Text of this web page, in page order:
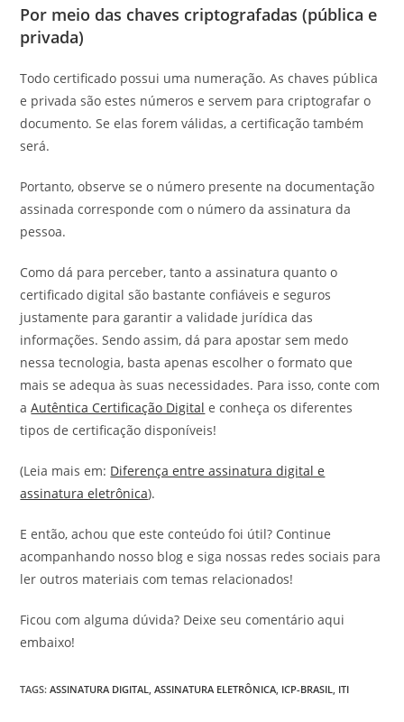
Por meio das chaves criptografadas (pública e
privada)
Todo certificado possui uma numeração. As chaves pública
e privada são estes números e servem para criptografar o
documento. Se elas forem válidas, a certificação também
será.
Portanto, observe se o número presente na documentação
assinada corresponde com o número da assinatura da
pessoa.
Como dá para perceber, tanto a assinatura quanto o
certificado digital são bastante confiáveis e seguros
justamente para garantir a validade jurídica das
informações. Sendo assim, dá para apostar sem medo
nessa tecnologia, basta apenas escolher o formato que
mais se adequa às suas necessidades. Para isso, conte com
aAutêntica Certificação Digital e conheça os diferentes
tipos de certificação disponíveis!
(Leia mais em: Diferença entre assinatura digital e
assinatura eletrônica).
E então, achou que este conteúdo foi útil? Continue
acompanhando nosso blog e siga nossas redes sociais para
ler outros materiais com temas relacionados!
Ficou com alguma dúvida? Deixe seu comentário aqui
embaixo!
TAGS:ASSINATURA DIGITAL, ASSINATURA ELETRÔNICA, ICP-BRASIL, ITI